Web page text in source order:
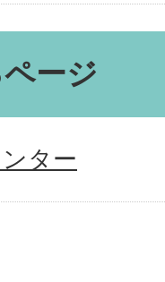
ージ
ター